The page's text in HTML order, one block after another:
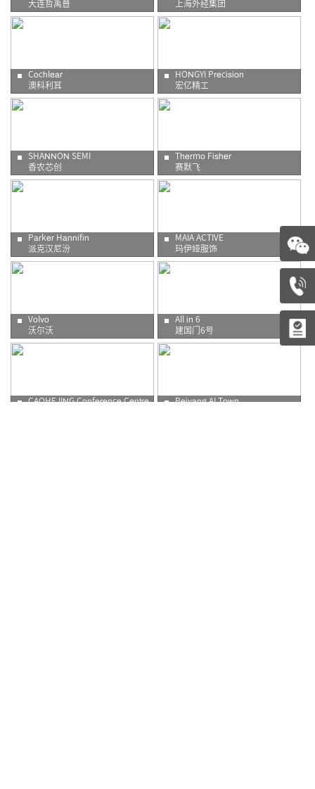
大连哲禹普
上海外经集团
Cochlear
澳科利耳
HONGYI Precision
宏亿精工
SHANNON SEMI
香农芯创
Thermo Fisher
赛默飞
Parker Hannifin
派克汉尼汾
MAIA ACTIVE
玛伊娅服饰
Volvo
沃尔沃
All in 6
建国门6号
CAOHEJING Conference Centre
Beiyang AI Town